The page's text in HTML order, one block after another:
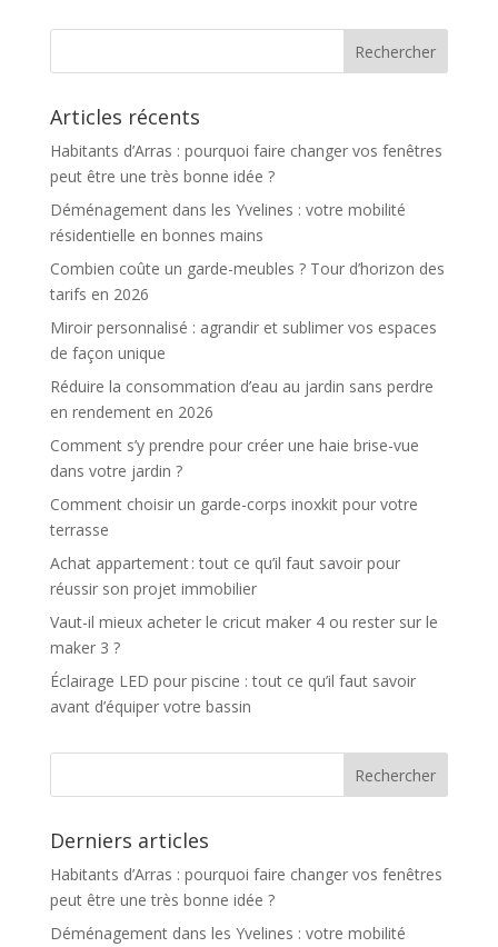
Articles récents
Habitants d’Arras : pourquoi faire changer vos fenêtres
peut être une très bonne idée ?
Déménagement dans les Yvelines : votre mobilité
résidentielle en bonnes mains
Combien coûte un garde-meubles ? Tour d’horizon des
tarifs en 2026
Miroir personnalisé : agrandir et sublimer vos espaces
de façon unique
Réduire la consommation d’eau au jardin sans perdre
en rendement en 2026
Comment s’y prendre pour créer une haie brise-vue
dans votre jardin ?
Comment choisir un garde-corps inoxkit pour votre
terrasse
Achat appartement : tout ce qu’il faut savoir pour
réussir son projet immobilier
Vaut-il mieux acheter le cricut maker 4 ou rester sur le
maker 3 ?
Éclairage LED pour piscine : tout ce qu’il faut savoir
avant d’équiper votre bassin
Derniers articles
Habitants d’Arras : pourquoi faire changer vos fenêtres
peut être une très bonne idée ?
Déménagement dans les Yvelines : votre mobilité